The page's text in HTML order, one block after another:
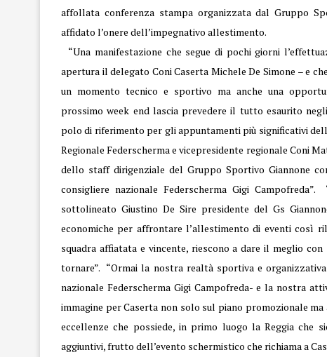
affollata conferenza stampa organizzata dal Gruppo
affidato l’onere dell’impegnativo allestimento.
“Una manifestazione che segue di pochi giorni
apertura il delegato Coni Caserta Michele De Simone – e
un momento tecnico e sportivo ma anche una
prossimo week end lascia prevedere il tutto esaurito
polo di riferimento per gli appuntamenti più significativi
Regionale Federscherma e vicepresidente regionale Coni
dello staff dirigenziale del Gruppo Sportivo Giannone
consigliere nazionale Federscherma Gigi
sottolineato Giustino De Sire presidente del Gs
economiche per affrontare l’allestimento di eventi così
squadra affiatata e vincente, riescono a dare il meglio
tornare”. “Ormai la nostra realtà sportiva e
nazionale Federscherma Gigi Campofreda- e la nostra
immagine per Caserta non solo sul piano promozionale
eccellenze che possiede, in primo luogo la Reggia che
aggiuntivi, frutto dell’evento schermistico che richiama a